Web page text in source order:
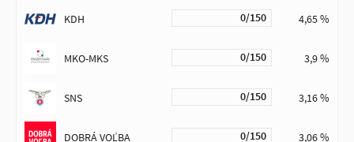
KDH 0/150 4,65 %
MKO-MKS 0/150 3,9 %
SNS 0/150 3,16 %
DOBRÁ VOĽBA 0/150 3,06 %